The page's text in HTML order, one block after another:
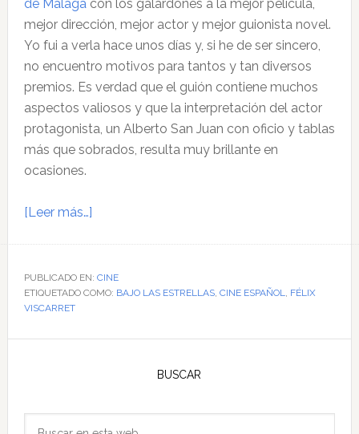
de Málaga con los galardones a la mejor película,
mejor dirección, mejor actor y mejor guionista novel.
Yo fui a verla hace unos días y, si he de ser sincero,
no encuentro motivos para tantos y tan diversos
premios. Es verdad que el guión contiene muchos
aspectos valiosos y que la interpretación del actor
protagonista, un Alberto San Juan con oficio y tablas
más que sobrados, resulta muy brillante en
ocasiones.
[Leer más…]acerca
las
estrellas
PUBLICADO EN: CINE
ETIQUETADO COMO: BAJO LAS ESTRELLAS, CINE ESPAÑOL
FÉLIX
VISCARRET
principal
BUSCAR